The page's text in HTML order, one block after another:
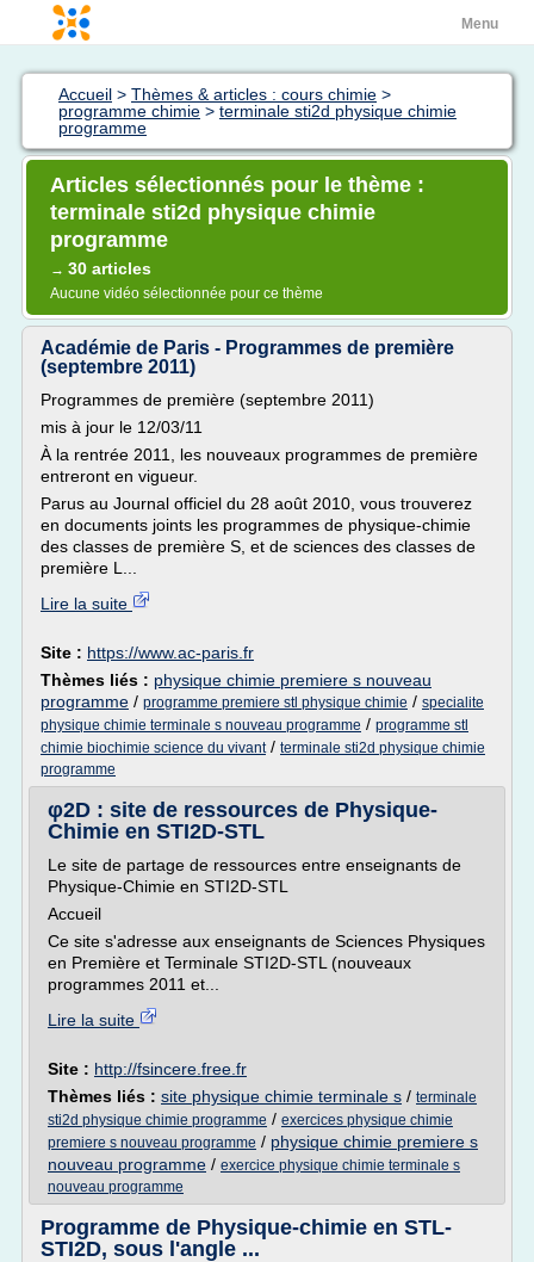
Menu
Accueil > Thèmes & articles : cours chimie >
programme chimie > terminale sti2d physique chimie
programme
Articles sélectionnés pour le thème :
terminale sti2d physique chimie
programme
→ 30 articles
Aucune vidéo sélectionnée pour ce thème
Académie de Paris - Programmes de première
(septembre 2011)
Programmes de première (septembre 2011)
mis à jour le 12/03/11
À la rentrée 2011, les nouveaux programmes de première
entreront en vigueur.
Parus au Journal officiel du 28 août 2010, vous trouverez
en documents joints les programmes de physique-chimie
des classes de première S, et de sciences des classes de
première L...
Lire la suite
Site : https://www.ac-paris.fr
Thèmes liés : physique chimie premiere s nouveau
programme / programme premiere stl physique chimie / specialite
physique chimie terminale s nouveau programme / programme stl
chimie biochimie science du vivant/ terminale sti2d physique chimie
programme
φ2D : site de ressources de Physique-
Chimie en STI2D-STL
Le site de partage de ressources entre enseignants de
Physique-Chimie en STI2D-STL
Accueil
Ce site s'adresse aux enseignants de Sciences Physiques
en Première et Terminale STI2D-STL (nouveaux
programmes 2011 et...
Lire la suite
Site : http://fsincere.free.fr
Thèmes liés : site physique chimie terminale s / terminale
sti2d physique chimie programme / exercices physique chimie
premiere s nouveau programme / physique chimie premiere s
nouveau programme / exercice physique chimie terminale s
nouveau programme
Programme de Physique-chimie en STL-
STI2D, sous l'angle ...